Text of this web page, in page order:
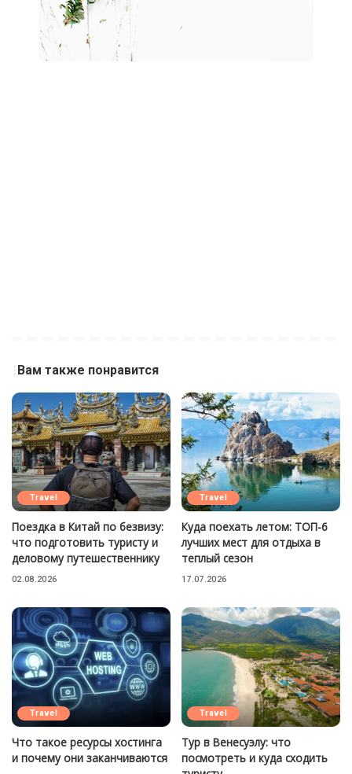
Вам также понравится
Travel
Поездка в Китай по безвизу:
что подготовить туристу и
деловому путешественнику
02.08.2026
Travel
Куда поехать летом: ТОП-6
лучших мест для отдыха в
теплый сезон
17.07.2026
Travel
Что такое ресурсы хостинга
и почему они заканчиваются
Travel
Тур в Венесуэлу: что
посмотреть и куда сходить